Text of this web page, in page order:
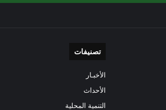
تصنيفات
الأخبـار
الأحداث
التنمية المحلية